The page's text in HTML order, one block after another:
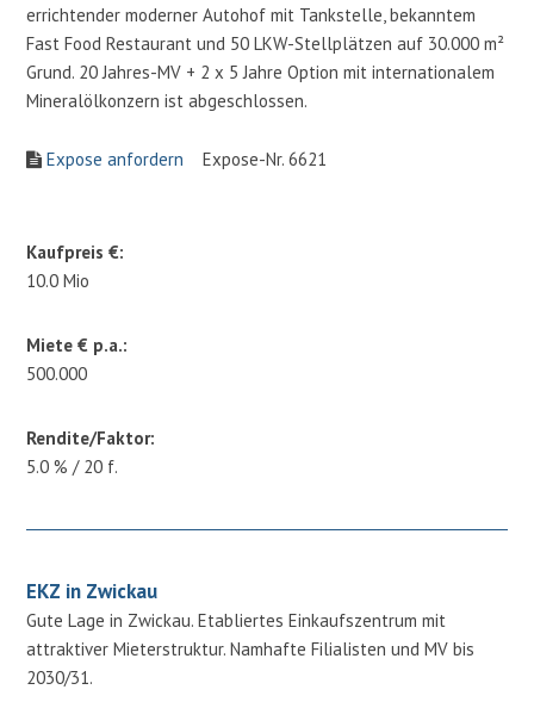
errichtender moderner Autohof mit Tankstelle, bekanntem
Fast Food Restaurant und 50 LKW-Stellplätzen auf 30.000 m²
Grund. 20 Jahres-MV + 2 x 5 Jahre Option mit internationalem
Mineralölkonzern ist abgeschlossen.
Expose anfordern Expose-Nr. 6621
Kaufpreis €:
10.0 Mio
Miete € p.a.:
500.000
Rendite/Faktor:
5.0 % / 20 f.
EKZ in Zwickau
Gute Lage in Zwickau. Etabliertes Einkaufszentrum mit
attraktiver Mieterstruktur. Namhafte Filialisten und MV bis
2030/31.